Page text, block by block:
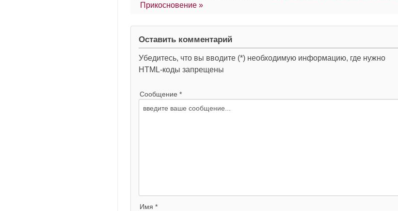
Прикосновение »
Оставить комментарий
Убедитесь, что вы вводите (*) необходимую информацию, где нужно
HTML-коды запрещены
Сообщение *
Имя *